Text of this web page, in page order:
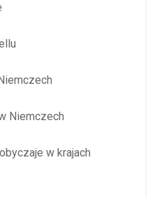
Niemczech
w krajach